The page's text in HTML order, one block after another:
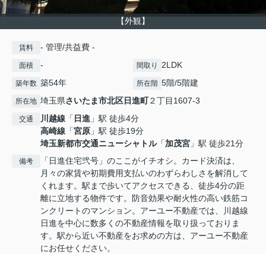
【外観】
賃料 - 管理/共益費 -
面積 - 間取り 2LDK
築年数 築54年 所在階 5階/5階建
所在地 埼玉県さいたま市北区日進町２丁目1607-3
交通 川越線 「 日進 」駅 徒歩4分
高崎線 「宮原 」駅 徒歩19分
埼玉新都市交通ニューシャトル「加茂宮 」駅 徒歩21分
備考
「日進住宅弐号」のここがイチオシ。カード決済は、
月々の家賃や初期費用支払いのわずらわしさを解消して
くれます。駅まで歩いてアクセスできる、徒歩4分の距
離に立地する物件です。防音効果や耐火性の高い鉄筋コ
ンクリートのマンション。アーユー不動産では、川越線
日進を中心に数多くの不動産情報を取り扱っておりま
す。駅から近い不動産をお求めの方は、アーユー不動産
にお任せください。